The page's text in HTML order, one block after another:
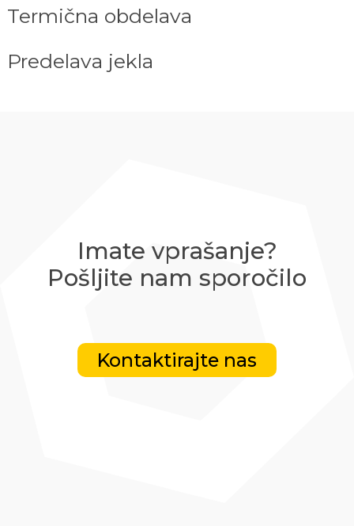
Termična obdelava
Predelava jekla
Imate vprašanje?
Pošljite nam sporočilo
Kontaktirajte nas